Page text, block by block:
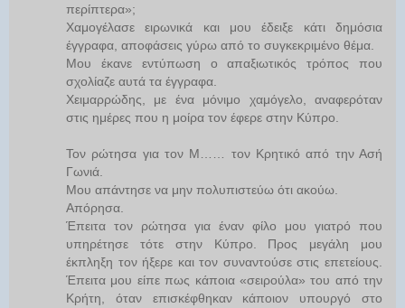
περίπτερα»;
Χαμογέλασε ειρωνικά και μου έδειξε κάτι δημόσια
έγγραφα, αποφάσεις γύρω από το συγκεκριμένο θέμα.
Μου έκανε εντύπωση ο απαξιωτικός τρόπος που
σχολίαζε αυτά τα έγγραφα.
Χειμαρρώδης, με ένα μόνιμο χαμόγελο, αναφερόταν
στις ημέρες που η μοίρα τον έφερε στην Κύπρο.
Τον ρώτησα για τον Μ…… τον Κρητικό από την Ασή
Γωνιά.
Μου απάντησε να μην πολυπιστεύω ότι ακούω.
Απόρησα.
Έπειτα τον ρώτησα για έναν φίλο μου γιατρό που
υπηρέτησε τότε στην Κύπρο. Προς μεγάλη μου
έκπληξη τον ήξερε και τον συναντούσε στις επετείους.
Έπειτα μου είπε πως κάποια «σειρούλα» του από την
Κρήτη, όταν επισκέφθηκαν κάποιον υπουργό στο